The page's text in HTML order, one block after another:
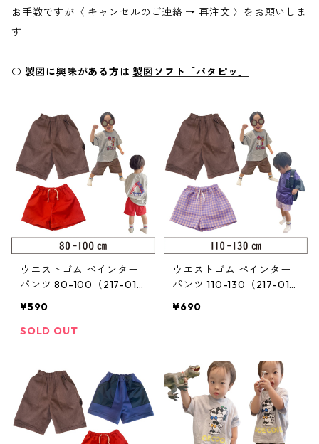
お手数ですが〈 キャンセルのご連絡 → 再注文 〉をお願いしま
す
〇 製図に興味がある方は製図ソフト「パタピッ」
ウエストゴム ペインター
パンツ 80-100（217-014
¥590
SOLD OUT
ウエストゴム ペインター
パンツ 110-130（217-014
¥690